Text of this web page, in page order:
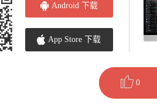
Android 下载
App Store 下载
0